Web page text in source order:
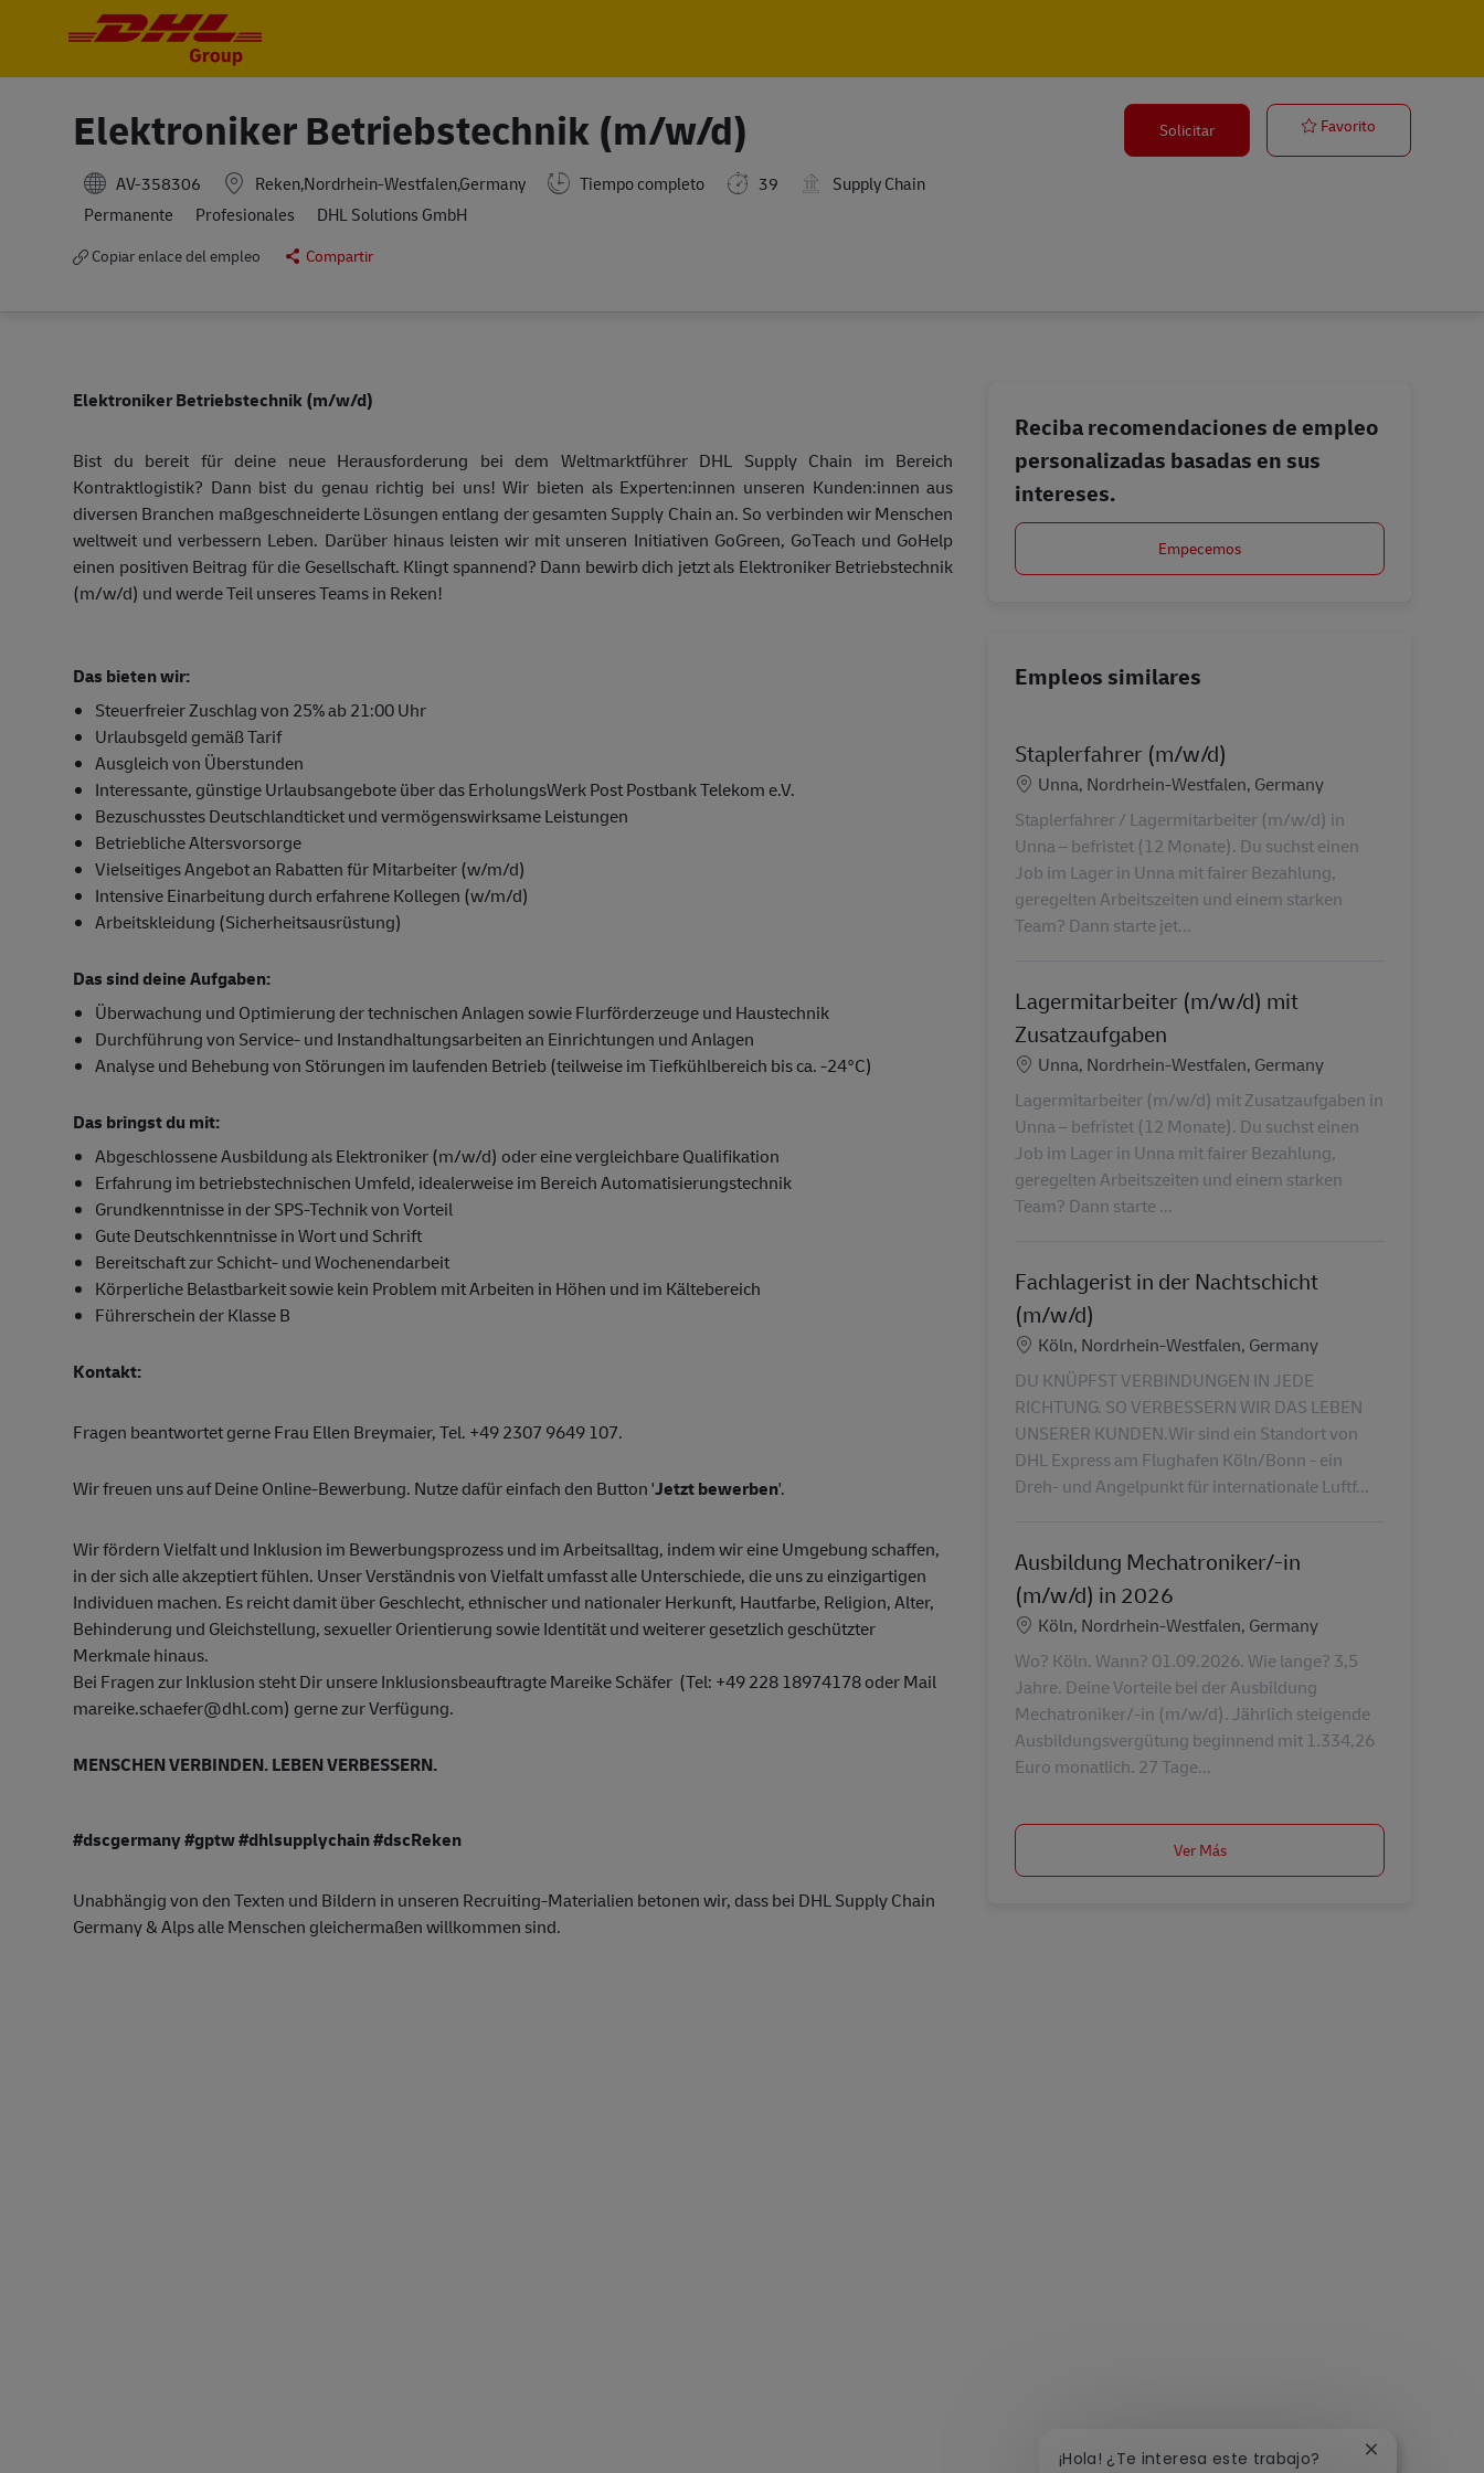
Elektroniker Betriebstechnik (m/w/d)
AV-358306 Reken,Nordrhein-Westfalen,Germany Tiempo completo 39
Supply Chain
Permanente
Profesionales DHL Solutions GmbH
Copiar enlace del empleo Compartir
Solicitar Favorito
Elektroniker Betriebstechnik (m/w/d)
Bist du bereit für deine neue Herausforderung bei dem Weltmarktführer DHL Supply Chain im Bereich
Kontraktlogistik? Dann bist du genau richtig bei uns! Wir bieten als Experten:innen unseren Kunden:innen aus
diversen Branchen maßgeschneiderte Lösungen entlang der gesamten Supply Chain an. So verbinden wir Menschen
weltweit und verbessern Leben. Darüber hinaus leisten wir mit unseren Initiativen GoGreen, GoTeach und GoHelp
einen positiven Beitrag für die Gesellschaft. Klingt spannend? Dann bewirb dich jetzt als Elektroniker Betriebstechnik
(m/w/d) und werde Teil unseres Teams in Reken!
Das bieten wir:
Steuerfreier Zuschlag von 25% ab 21:00 Uhr
Urlaubsgeld gemäß Tarif
Ausgleich von Überstunden
Interessante, günstige Urlaubsangebote über das ErholungsWerk Post Postbank Telekom e.V.
Bezuschusstes Deutschlandticket und vermögenswirksame Leistungen
Betriebliche Altersvorsorge
Vielseitiges Angebot an Rabatten für Mitarbeiter (w/m/d)
Intensive Einarbeitung durch erfahrene Kollegen (w/m/d)
Arbeitskleidung (Sicherheitsausrüstung)
Das sind deine Aufgaben:
Überwachung und Optimierung der technischen Anlagen sowie Flurförderzeuge und Haustechnik
Durchführung von Service- und Instandhaltungsarbeiten an Einrichtungen und Anlagen
Analyse und Behebung von Störungen im laufenden Betrieb (teilweise im Tiefkühlbereich bis ca. -24°C)
Das bringst du mit:
Abgeschlossene Ausbildung als Elektroniker (m/w/d) oder eine vergleichbare Qualifikation
Erfahrung im betriebstechnischen Umfeld, idealerweise im Bereich Automatisierungstechnik
Grundkenntnisse in der SPS-Technik von Vorteil
Gute Deutschkenntnisse in Wort und Schrift
Bereitschaft zur Schicht- und Wochenendarbeit
Körperliche Belastbarkeit sowie kein Problem mit Arbeiten in Höhen und im Kältebereich
Führerschein der Klasse B
Kontakt:
Fragen beantwortet gerne Frau Ellen Breymaier, Tel. +49 2307 9649 107.
Wir freuen uns auf Deine Online-Bewerbung. Nutze dafür einfach den Button 'Jetzt bewerben'.
Wir fördern Vielfalt und Inklusion im Bewerbungsprozess und im Arbeitsalltag, indem wir eine Umgebung schaffen,
in der sich alle akzeptiert fühlen. Unser Verständnis von Vielfalt umfasst alle Unterschiede, die uns zu einzigartigen
Individuen machen. Es reicht damit über Geschlecht, ethnischer und nationaler Herkunft, Hautfarbe, Religion, Alter,
Behinderung und Gleichstellung, sexueller Orientierung sowie Identität und weiterer gesetzlich geschützter
Merkmale hinaus.
Bei Fragen zur Inklusion steht Dir unsere Inklusionsbeauftragte Mareike Schäfer (Tel: +49 228 18974178 oder Mail
mareike.schaefer@dhl.com) gerne zur Verfügung.
MENSCHEN VERBINDEN. LEBEN VERBESSERN.
#dscgermany #gptw #dhlsupplychain #dscReken
Unabhängig von den Texten und Bildern in unseren Recruiting-Materialien betonen wir, dass bei DHL Supply Chain
Germany & Alps alle Menschen gleichermaßen willkommen sind.
Reciba recomendaciones de empleo
personalizadas basadas en sus
intereses.
Empecemos
Empleos similares
Staplerfahrer (m/w/d)
Ubicación
Unna, Nordrhein-Westfalen, Germany
Staplerfahrer / Lagermitarbeiter (m/w/d) in
Unna – befristet (12 Monate). Du suchst einen
Job im Lager in Unna mit fairer Bezahlung,
geregelten Arbeitszeiten und einem starken
Team? Dann starte jet...
Lagermitarbeiter (m/w/d) mit
Zusatzaufgaben
Ubicación
Unna, Nordrhein-Westfalen, Germany
Lagermitarbeiter (m/w/d) mit Zusatzaufgaben in
Unna – befristet (12 Monate). Du suchst einen
Job im Lager in Unna mit fairer Bezahlung,
geregelten Arbeitszeiten und einem starken
Team? Dann starte ...
Fachlagerist in der Nachtschicht
(m/w/d)
Ubicación
Köln, Nordrhein-Westfalen, Germany
DU KNÜPFST VERBINDUNGEN IN JEDE
RICHTUNG. SO VERBESSERN WIR DAS LEBEN
UNSERER KUNDEN.Wir sind ein Standort von
DHL Express am Flughafen Köln/Bonn - ein
Dreh- und Angelpunkt für internationale Luftf...
Ausbildung Mechatroniker/-in
(m/w/d) in 2026
Ubicación
Köln, Nordrhein-Westfalen, Germany
Wo? Köln. Wann? 01.09.2026. Wie lange? 3,5
Jahre. Deine Vorteile bei der Ausbildung
Mechatroniker/-in (m/w/d). Jährlich steigende
Ausbildungsvergütung beginnend mit 1.334,26
Euro monatlich. 27 Tage...
Ver Más
¡Hola! ¿Te interesa este trabajo? Cerrar